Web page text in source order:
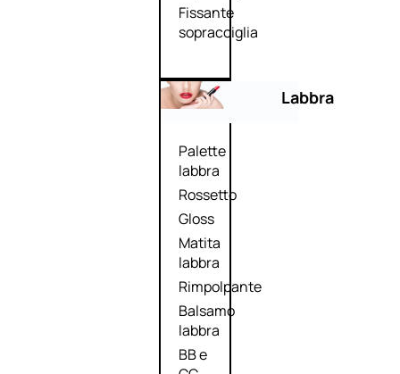
Fissante
sopracciglia
Labbra
Palette
labbra
Rossetto
Gloss
Matita
labbra
Rimpolpante
Balsamo
labbra
BB e